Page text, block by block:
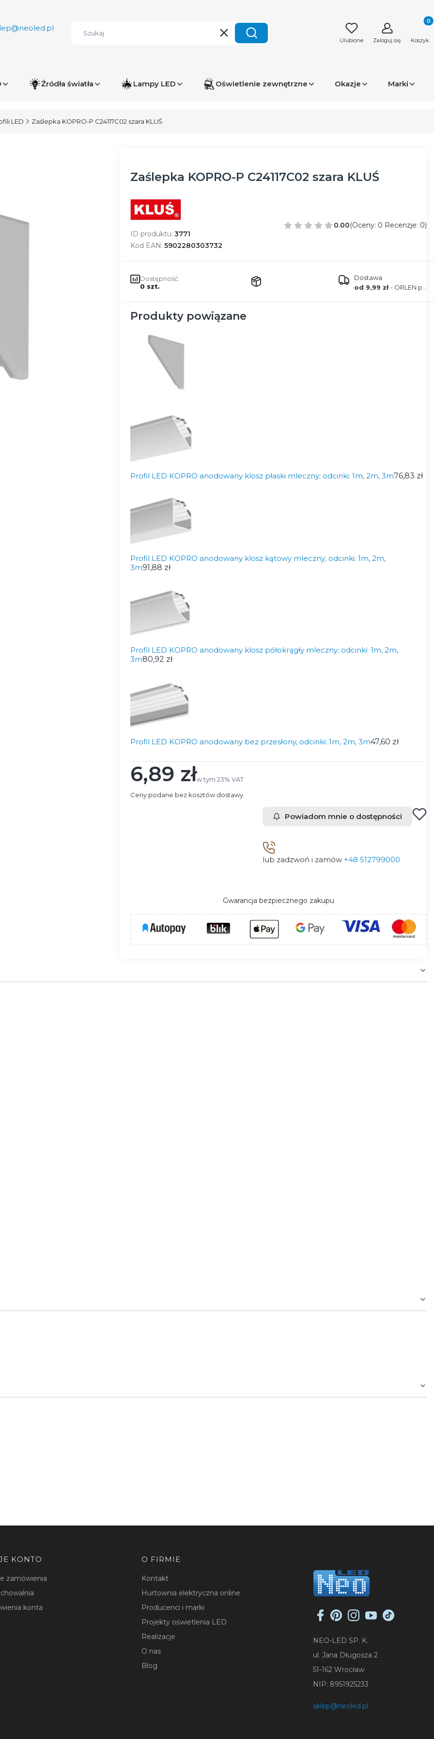
WyczyśćSzukaj Ulubione Zaloguj się Koszyk
Źródła światła Lampy LED Oświetlenie zewnętrzne Okazje Marki
LED Zaślepka KOPRO-P C24117C02 szara KLUŚ
Zaślepka KOPRO-P C24117C02 szara KLUŚ
ID produktu: 3771
Kod EAN: 5902280303732
0.00(Oceny: 0 Recenzje: 0)
Dostępność:
0 szt.
Dostawa
od 9,99 zł- ORLEN paczka
Produkty powiązane
Profil LED KOPRO anodowany klosz płaski mleczny; odcinki: 1m, 2m, 3m76,83 zł
Profil LED KOPRO anodowany klosz kątowy mleczny; odcinki: 1m, 2m,
3m91,88 zł
Profil LED KOPRO anodowany klosz półokrągły mleczny; odcinki: 1m, 2m,
3m80,92 zł
Profil LED KOPRO anodowany bez przesłony, odcinki: 1m, 2m, 3m47,60 zł
Cena
6,89 złw tym 23% VAT
w tym 23% VAT
Ceny podane bez kosztów dostawy.
Powiadom mnie o dostępności
lub zadzwoń i zamów +48 512799000
Gwarancja bezpiecznego zakupu
KONTO
zamówienia
konta
O FIRMIE
Kontakt
Hurtownia elektryczna online
Producenci i marki
Projekty oświetlenia LED
Realizacje
O nas
Blog
NEO-LED SP. K.
ul. Jana Długosza 2
51-162 Wrocław
NIP: 8951925233
sklep@neoled.pl